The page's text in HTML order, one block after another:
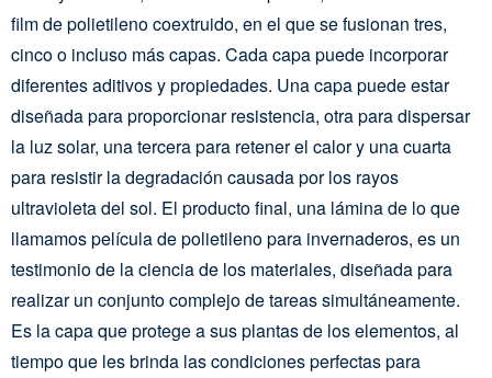
film de polietileno coextruido, en el que se fusionan tres,
cinco o incluso más capas. Cada capa puede incorporar
diferentes aditivos y propiedades. Una capa puede estar
diseñada para proporcionar resistencia, otra para dispersar
la luz solar, una tercera para retener el calor y una cuarta
para resistir la degradación causada por los rayos
ultravioleta del sol. El producto final, una lámina de lo que
llamamos película de polietileno para invernaderos, es un
testimonio de la ciencia de los materiales, diseñada para
realizar un conjunto complejo de tareas simultáneamente.
Es la capa que protege a sus plantas de los elementos, al
tiempo que les brinda las condiciones perfectas para